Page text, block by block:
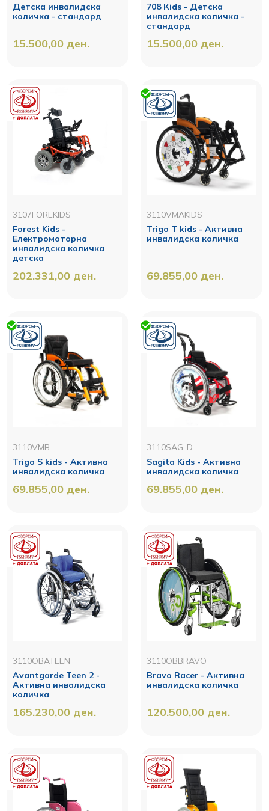
Детска инвалидска
количка - стандард
15.500,00 ден.
708 Кids - Детска
инвалидска количка -
стандард
15.500,00 ден.
3107FOREKIDS
Forest Kids -
Електромоторна
инвалидска количка
детска
202.331,00 ден.
3110VMAKIDS
Trigo T kids - Активна
инвалидска количка
69.855,00 ден.
3110VMB
Trigo S kids - Активна
инвалидска количка
69.855,00 ден.
3110SAG-D
Sagita Kids - Активна
инвалидска количка
69.855,00 ден.
3110OBATEEN
Avantgarde Teen 2 -
Активна инвалидска
количка
165.230,00 ден.
3110OBBRAVO
Bravo Racer - Активна
инвалидска количка
120.500,00 ден.